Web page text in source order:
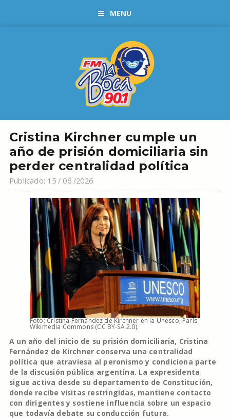
MENU
Cristina Kirchner cumple un
año de prisión domiciliaria sin
perder centralidad política
Publicado: 15 / 06 /2026
Foto: Cristina Fernández de Kirchner en la Unesco, París.
Wikimedia Commons (CC BY-SA 2.0).
A un año del inicio de su prisión domiciliaria, Cristina
Fernández de Kirchner conserva una centralidad
política que atraviesa al peronismo y condiciona parte
de la discusión pública argentina. La expresidenta
sigue activa desde su departamento de Constitución,
donde recibe visitas restringidas, mantiene contacto
con dirigentes y sostiene influencia sobre un espacio
que todavía debate su conducción futura.